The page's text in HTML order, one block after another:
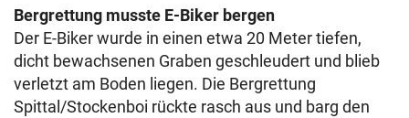
Bergrettung musste E-Biker bergen
Der E-Biker wurde in einen etwa 20 Meter tiefen,
dicht bewachsenen Graben geschleudert und blieb
verletzt am Boden liegen. Die Bergrettung
Spittal/Stockenboi rückte rasch aus und barg den